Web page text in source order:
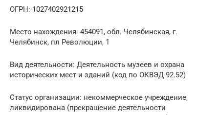
ОГРН: 1027402921215
Место нахождения: 454091, обл. Челябинская, г.
Челябинск, пл Революции, 1
Вид деятельности: Деятельность музеев и охрана
исторических мест и зданий (код по ОКВЭД 92.52)
Статус организации: некоммерческое учреждение,
ликвидирована (прекращение деятельности